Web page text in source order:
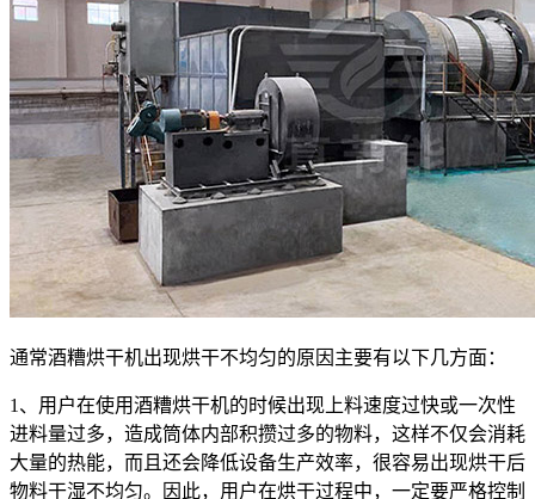
通常酒糟烘干机出现烘干不均匀的原因主要有以下几方面：
1、用户在使用酒糟烘干机的时候出现上料速度过快或一次性
进料量过多，造成筒体内部积攒过多的物料，这样不仅会消耗
大量的热能，而且还会降低设备生产效率，很容易出现烘干后
物料干湿不均匀。因此，用户在烘干过程中，一定要严格控制